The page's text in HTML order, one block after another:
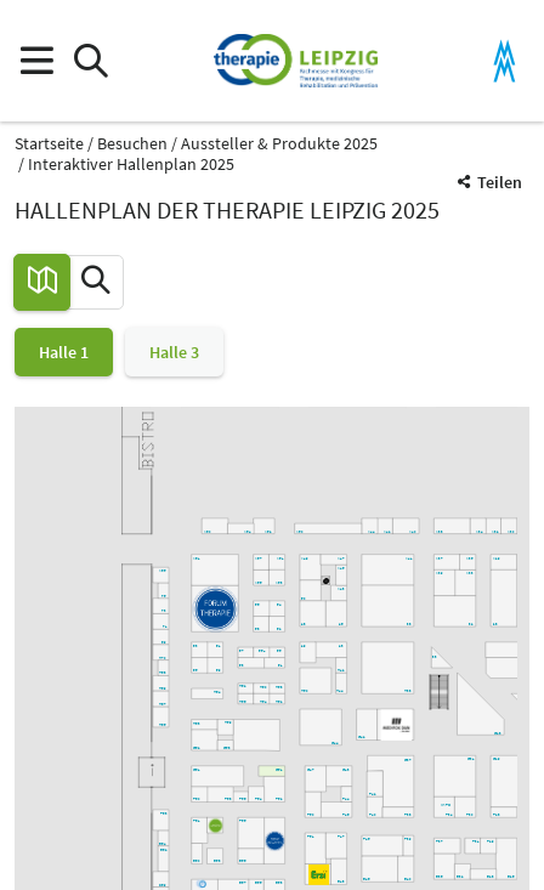
Startseite Besuchen
Aussteller & Produkte 2025
Interaktiver Hallenplan 2025
Teilen
HALLENPLAN DER THERAPIE LEIPZIG 2025
Halle 1 Halle 3
K41
I32
H38
I54
I56
I58 I52
G37
I43
E26
I57
I51
I53
I55
H69
H65
G31 G29
G44
I55a
F52
H63
E62
F51
K60
I38
G42
I69
D69
F46
F50
G43
F45
E48
I73
F56
G47
K37
K33
K39
E55
E57
H42
E60
K52 K42
K44 K32
K65
E64
H70
F54
G51
G62
F58
G28
F34
E58
I61
E36
F31
F37
E32
F29
E28
H50
F61
H62
E56
K61
I59
I65
F60
K55
K51
K53
F30
K43
F42
E53
F28
F39
K45
I48
H64
H52
H60
H56
I33
K29
K40
I49
H59
K35
G58
F44
I63
I28
I71
K47
E46
G61
K38 K34 K30
H68
H67
F38
I46
F55
F63